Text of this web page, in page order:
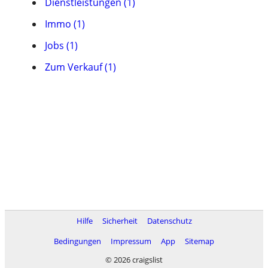
Immo (1)
Jobs (1)
Zum Verkauf (1)
Hilfe Sicherheit
Datenschutz
Bedingungen
Impressum App
Sitemap
© 2026 craigslist